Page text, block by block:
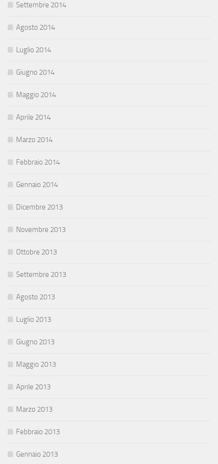
Settembre 2014
Agosto 2014
Luglio 2014
Giugno 2014
Maggio 2014
Aprile 2014
Marzo 2014
Febbraio 2014
Gennaio 2014
Dicembre 2013
Novembre 2013
Ottobre 2013
Settembre 2013
Agosto 2013
Luglio 2013
Giugno 2013
Maggio 2013
Aprile 2013
Marzo 2013
Febbraio 2013
Gennaio 2013